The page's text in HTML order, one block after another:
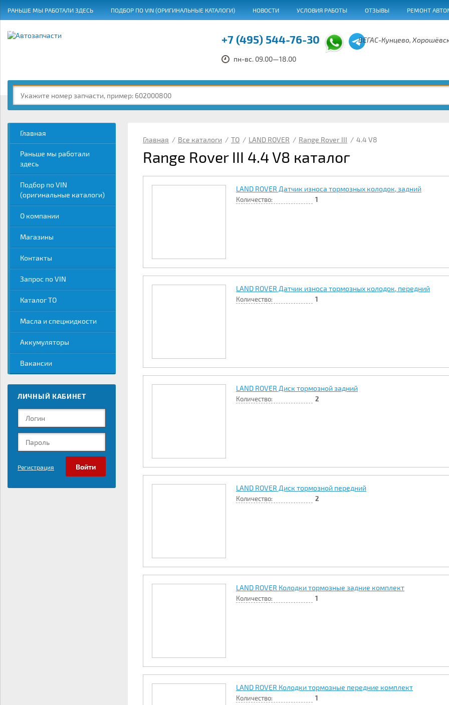
РАНЬШЕ МЫ РАБОТАЛИ ЗДЕСЬ ПОДБОР ПО VIN (ОРИГИНАЛЬНЫЕ КАТАЛОГИ) НОВОСТИ УСЛОВИЯ РАБОТЫ ОТЗЫВЫ РЕМОНТ
ГРАФИК РАБОТЫ
+7 (495) 544-76-30
пн-вс. 09.00—18.00
ВЕГАС-Кунцево,
Главная / Все каталоги / ТО / LAND ROVER / Range Rover III / 4.4 V8
Range Rover III 4.4 V8 каталог
LAND ROVER Датчик износа тормозных колодок, задний
Количество: 1
LAND ROVER Датчик износа тормозных колодок, передний
Количество: 1
LAND ROVER Диск тормозной задний
Количество: 2
LAND ROVER Диск тормозной передний
Количество: 2
LAND ROVER Колодки тормозные задние комплект
Количество: 1
LAND ROVER Колодки тормозные передние комплект
Количество: 1
Главная
Раньше мы работали
здесь
Подбор по VIN
(оригинальные каталоги)
О компании
Магазины
Контакты
Запрос по VIN
Каталог ТО
Масла и спецжидкости
Аккумуляторы
Вакансии
ЛИЧНЫЙ КАБИНЕТ
Регистрация